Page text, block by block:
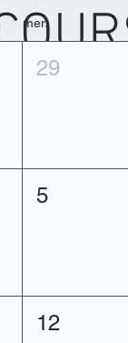
mer.
29
5
12